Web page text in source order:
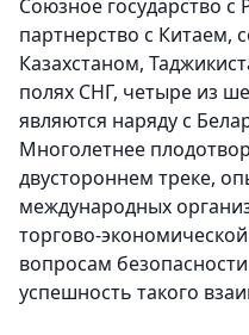
Союзное государство с
партнерство с Китаем,
Казахстаном,
полях СНГ, четыре из
являются наряду с
Многолетнее
двустороннем треке,
международных
торгово-
вопросам
успешность такого